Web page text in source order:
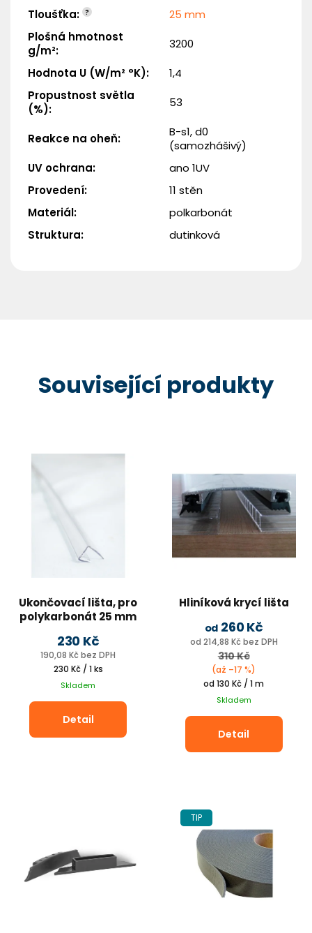
Tloušťka: ?
25 mm
Plošná hmotnost
g/m²:
3200
Hodnota U (W/m² °K):
1,4
Propustnost světla
(%): 53
Reakce na oheň:
B-s1, d0
(samozhášivý)
UV ochrana:
ano 1UV
Provedení:
11 stěn
Materiál:
polkarbonát
Struktura: dutinková
Související produkty
Ukončovací lišta, pro
polykarbonát 25 mm
UV ochrana, 2,1m
190,08 Kč bez DPH
230 Kč
Měrná
cena:
230 Kč / 1 ks
Skladem
Detail
Hliníková krycí lišta
od 214,88 Kč bez DPH
od 260 Kč
310 Kč
(až –17 %)
Měrná
cena:
od 130 Kč / 1 m
Skladem
Detail
TIP
Potřebuji pomoct